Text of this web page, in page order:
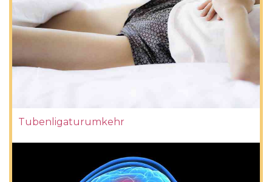
Tubenligaturumkehr